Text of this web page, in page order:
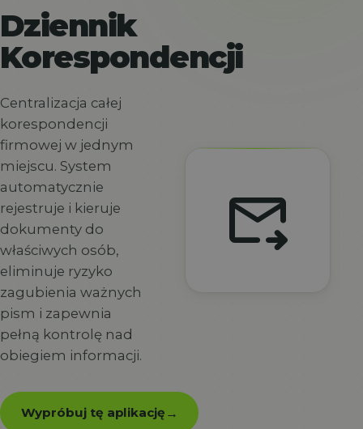
Dziennik
Korespondencji
Centralizacja całej
korespondencji
firmowej w jednym
miejscu. System
automatycznie
rejestruje i kieruje
dokumenty do
właściwych osób,
eliminuje ryzyko
zagubienia ważnych
pism i zapewnia
pełną kontrolę nad
obiegiem informacji.
Wypróbuj tę aplikację →
forward_to_inbox